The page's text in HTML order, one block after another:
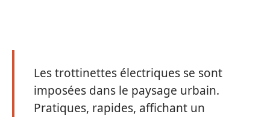
Les trottinettes électriques se sont
imposées dans le paysage urbain.
Pratiques, rapides, affichant un